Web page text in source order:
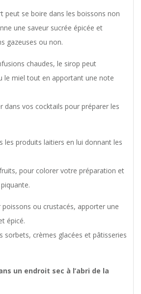
peut se boire dans les boissons non
une saveur sucrée épicée et
gazeuses ou non.
chaudes, le sirop peut
le miel tout en apportant une note
dans vos cocktails pour préparer les
les produits laitiers en lui donnant les
pour colorer votre préparation et
poissons ou crustacés, apporter une
épicé.
sorbets, crèmes glacées et pâtisseries
un endroit sec à l’abri de la